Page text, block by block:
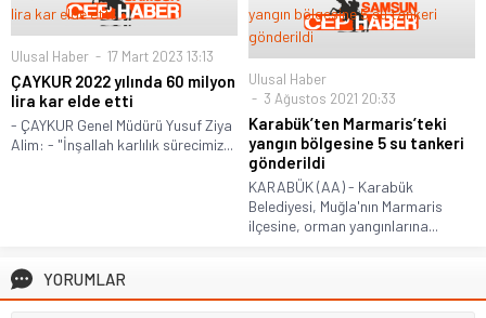
Ulusal Haber 17 Mart 2023 13:13
ÇAYKUR 2022 yılında 60 milyon
lira kar elde etti
- ÇAYKUR Genel Müdürü Yusuf Ziya
Alim: - "İnşallah karlılık sürecimiz...
Ulusal Haber
3 Ağustos 2021 20:33
Karabük’ten Marmaris’teki
yangın bölgesine 5 su tankeri
gönderildi
KARABÜK (AA) - Karabük
Belediyesi, Muğla'nın Marmaris
ilçesine, orman yangınlarına...
YORUMLAR